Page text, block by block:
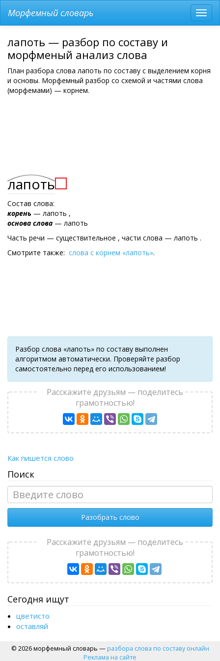
меню
Морфемный словарь
лапоть — разбор по составу и
морфменый анализ слова
План разбора слова лапоть по составу с выделением корня
и основы. Морфемный разбор со схемой и частями слова
(морфемами) — корнем.
лапоть
Состав слова:
корень — лапоть ,
основа слова — лапоть
Часть речи — существительное , части слова — лапоть .
Смотрите также: слова с корнем «лапоть».
Разбор слова «лапоть» по составу выполнен
алгоритмом автоматически. Проверяйте разбор
самостоятельно перед его использованием!
Расскажите друзьям — поделитесь
грамотностью!
Как пишется слово
Поиск
Разобрать слово
Расскажите друзьям — поделитесь
грамотностью!
Сегодня ищут
цветисто
оставляй
© 2026 морфемный словарь —разбора слова по составу онлайн
Реклама на сайте